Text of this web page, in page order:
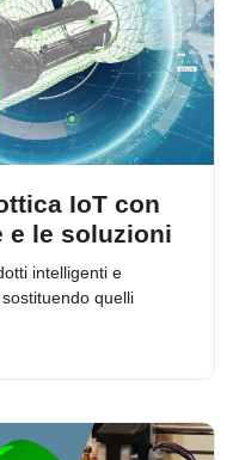
IoT con
e le soluzioni
intelligenti e
quelli